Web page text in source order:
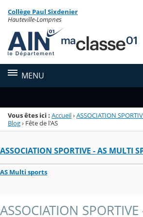
Menu de la rubrique
Contenu
Collège Paul Sixdenier
Hauteville-Lompnes
MENU
Vous êtes ici : Accueil›ASSOCIATION
Blog› Fête de l'AS
ASSOCIATION SPORTIVE - AS MULTI
AS Multi sports
ASSOCIATION